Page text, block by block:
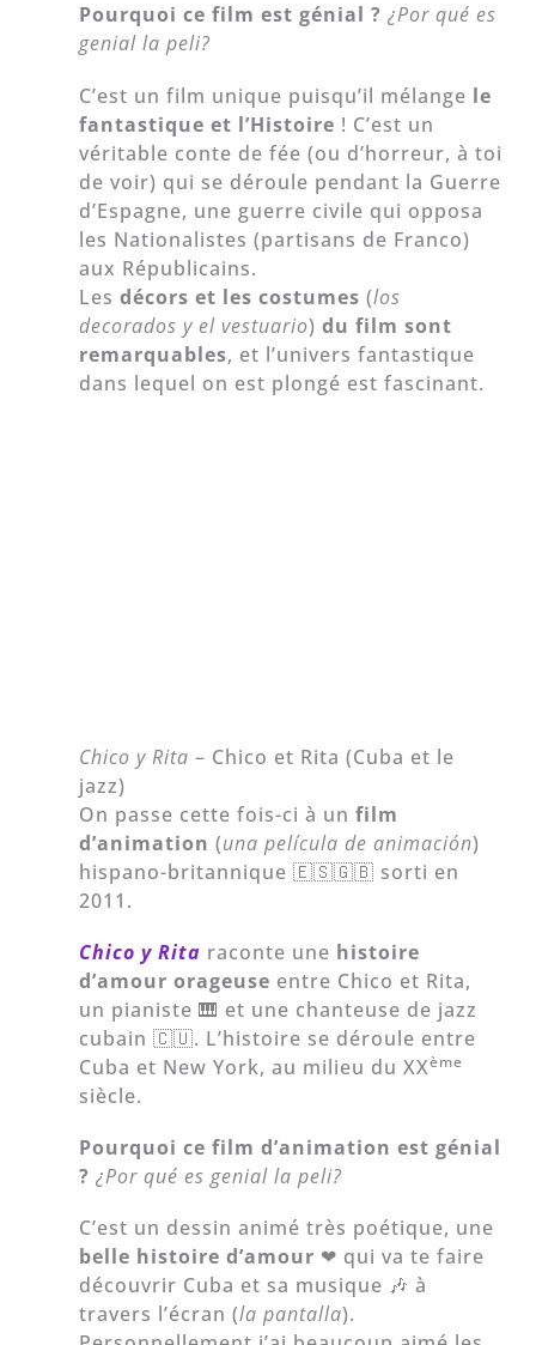
Pourquoi ce film est génial ?¿Por qué es
genial la peli?
C’est un film unique puisqu’il mélange le
fantastique et l’Histoire ! C’est un
véritable conte de fée (ou d’horreur, à toi
de voir) qui se déroule pendant la Guerre
d’Espagne, une guerre civile qui opposa
les Nationalistes (partisans de Franco)
aux Républicains.
Lesdécors et les costumes(los
decorados y el vestuario)du film sont
remarquables, et l’univers fantastique
dans lequel on est plongé est fascinant.
Chico y Rita – Chico et Rita (Cuba et le
jazz)
On passe cette fois-ci à un film
d’animation(una película de animación)
hispano-britannique 🇪🇸🇬🇧 sorti en
2011.
Chico y Rita raconte une histoire
d’amour orageuse entre Chico et Rita,
un pianiste 🎹 et une chanteuse de jazz
cubain 🇨🇺. L’histoire se déroule entre
Cuba et New York, au milieu du XXème
siècle.
Pourquoi ce film d’animation est génial
? ¿Por qué es genial la peli?
C’est un dessin animé très poétique, une
belle histoire d’amour ❤ qui va te faire
découvrir Cuba et sa musique 🎶 à
travers l’écran (la pantalla).